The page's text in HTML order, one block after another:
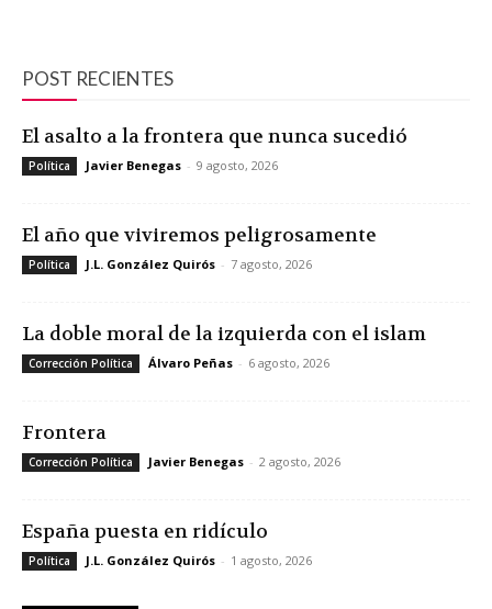
POST RECIENTES
El asalto a la frontera que nunca sucedió
Política Javier Benegas - 9 agosto, 2026
El año que viviremos peligrosamente
Política J.L. González Quirós - 7 agosto, 2026
La doble moral de la izquierda con el islam
Corrección Política Álvaro Peñas - 6 agosto, 2026
Frontera
Corrección Política Javier Benegas - 2 agosto, 2026
España puesta en ridículo
Política J.L. González Quirós - 1 agosto, 2026